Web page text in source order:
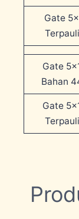
Gate
Gate
Bahan
Gate